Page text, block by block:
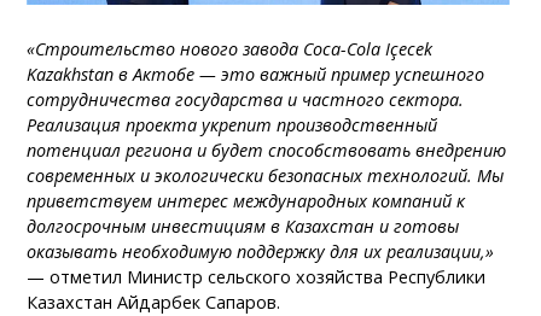
«Строительство нового завода Coca-Cola Içecek
Kazakhstan в Актобе — это важный пример успешного
сотрудничества государства и частного сектора.
Реализация проекта укрепит производственный
потенциал региона и будет способствовать внедрению
современных и экологически безопасных технологий. Мы
приветствуем интерес международных компаний к
долгосрочным инвестициям в Казахстан и готовы
оказывать необходимую поддержку для их реализации,»
— отметил Министр сельского хозяйства Республики
Казахстан Айдарбек Сапаров.